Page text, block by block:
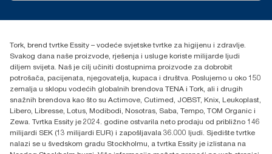
+385 913 900 004
H-1021 Budapest
Budakeszi út 51.
Tork, brend tvrtke Essity – vodeće svjetske tvrtke za higijenu i zdravlje.
Svakog dana naše proizvode, rješenja i usluge koriste milijarde ljudi
diljem svijeta. Naš je cilj učiniti dostupnima proizvode za dobrobit
potrošača, pacijenata, njegovatelja, kupaca i društva. Poslujemo u oko 150
zemalja u sklopu vodećih globalnih brendova TENA i Tork, ali i drugih
snažnih brendova kao što su Actimove, Cutimed, JOBST, Knix, Leukoplast,
Libero, Libresse, Lotus, Modibodi, Nosotras, Saba, Tempo, TOM Organic i
Zewa. Tvrtka Essity je 2024. godine ostvarila neto prodaju od približno 146
milijardi SEK (13 milijardi EUR) i zapošljavala 36.000 ljudi. Sjedište tvrtke
nalazi se u švedskom gradu Stockholmu, a tvrtka Essity je izlistana na